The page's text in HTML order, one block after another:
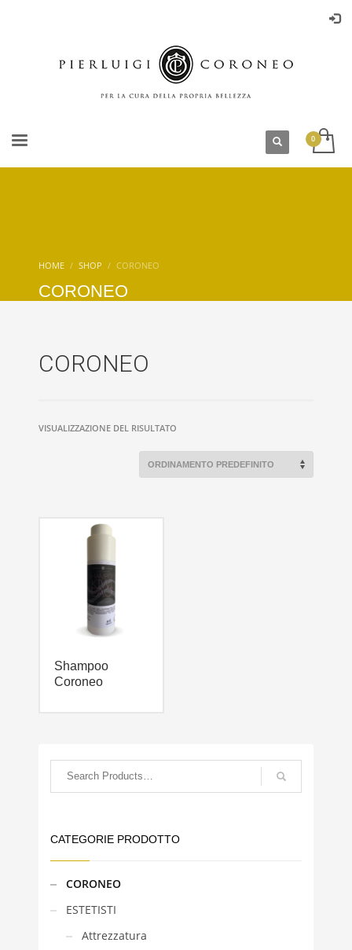
HOME SHOP CORONEO
CORONEO
CORONEO
VISUALIZZAZIONE DEL RISULTATO
Shampoo
Coroneo
CATEGORIE PRODOTTO
CORONEO
ESTETISTI
Attrezzatura